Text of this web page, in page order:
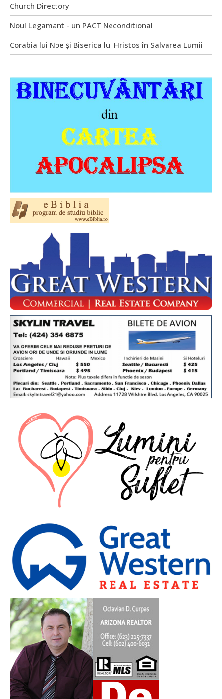
Church Directory
Noul Legamant - un PACT Neconditional
Corabia lui Noe și Biserica lui Hristos în Salvarea Lumii